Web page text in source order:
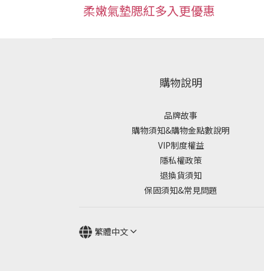
柔嫩氣墊腮紅多入更優惠
購物說明
品牌故事
購物須知&購物金點數說明
VIP制度權益
隱私權政策
退換貨須知
保固須知&常見問題
繁體中文